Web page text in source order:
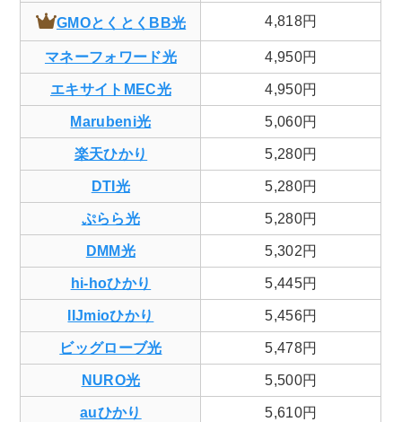
GMOとくとくBB光 4,818円
マネーフォワード光
4,950円
エキサイトMEC光
4,950円
Marubeni光
5,060円
楽天ひかり
5,280円
DTI光
5,280円
ぷらら光
5,280円
DMM光
5,302円
hi-hoひかり
5,445円
IIJmioひかり
5,456円
ビッグローブ光
5,478円
NURO光
5,500円
auひかり
5,610円